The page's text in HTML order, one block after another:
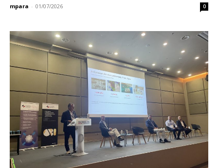
mpara - 01/07/2026 0